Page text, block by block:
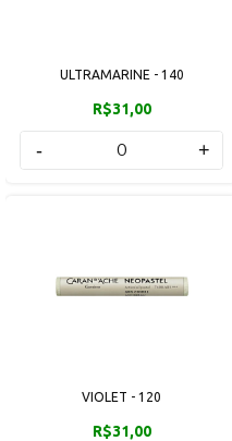
ULTRAMARINE - 140
R$31,00
- +
VIOLET - 120
R$31,00